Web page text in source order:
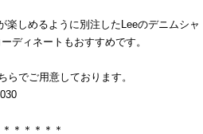
楽しめるように別注したLeeのデニムシャ
ディネートもおすすめです。
らでご用意しております。
＊＊＊＊＊